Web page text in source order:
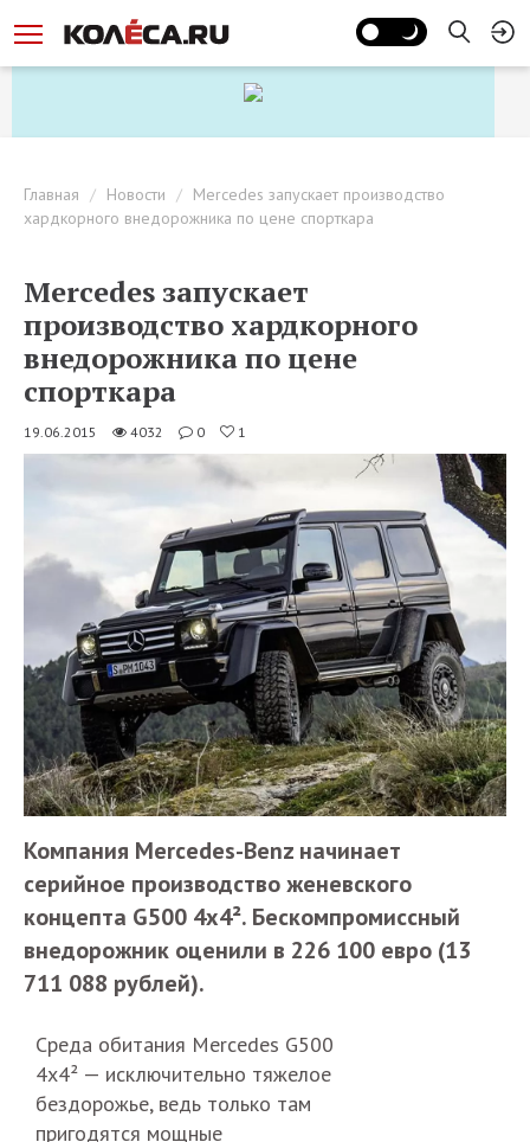
Главная Новости
Mercedes запускает производство
хардкорного внедорожника по цене спорткара
Mercedes запускает
производство хардкорного
внедорожника по цене
спорткара
19.06.2015 4032 0 1
Компания Mercedes-Benz начинает
серийное производство женевского
концепта G500 4x4². Бескомпромиссный
внедорожник оценили в 226 100 евро (13
711 088 рублей).
Среда обитания Mercedes G500
4x4² — исключительно тяжелое
бездорожье, ведь только там
пригодятся мощные